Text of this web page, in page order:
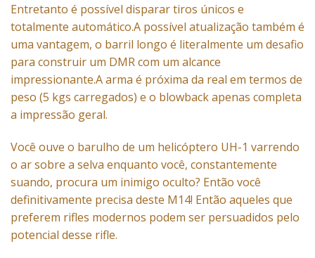
Entretanto é possível disparar tiros únicos e
totalmente automático.A possível atualização também é
uma vantagem, o barril longo é literalmente um desafio
para construir um DMR com um alcance
impressionante.A arma é próxima da real em termos de
peso (5 kgs carregados) e o blowback apenas completa
a impressão geral.
Você ouve o barulho de um helicóptero UH-1 varrendo
o ar sobre a selva enquanto você, constantemente
suando, procura um inimigo oculto? Então você
definitivamente precisa deste M14! Então aqueles que
preferem rifles modernos podem ser persuadidos pelo
potencial desse rifle.